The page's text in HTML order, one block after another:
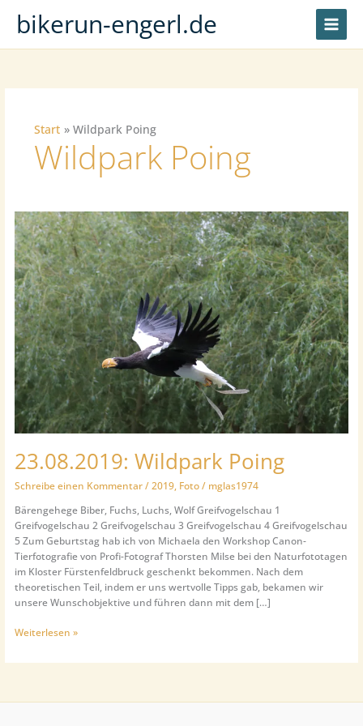
Inhalt
springen
bikerun-engerl.de
Start Wildpark Poing
Wildpark Poing
23.08.2019: Wildpark Poing
Schreibe einen Kommentar /2019, Foto/ mglas1974
Bärengehege Biber, Fuchs, Luchs, Wolf Greifvogelschau 1
Greifvogelschau 2 Greifvogelschau 3 Greifvogelschau 4 Greifvogelschau
5 Zum Geburtstag hab ich von Michaela den Workshop Canon-
Tierfotografie von Profi-Fotograf Thorsten Milse bei den Naturfototagen
im Kloster Fürstenfeldbruck geschenkt bekommen. Nach dem
theoretischen Teil, indem er uns wertvolle Tipps gab, bekamen wir
unsere Wunschobjektive und führen dann mit dem […]
23.08.2019:
Poing
Weiterlesen »